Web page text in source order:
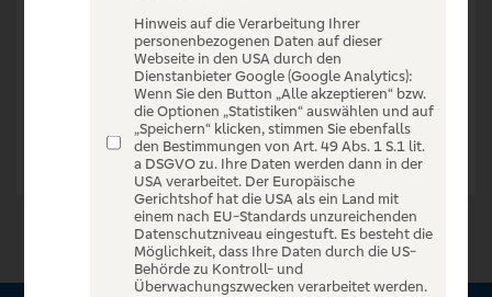
Zur Startseite
Hinweis auf die Verarbeitung Ihrer
personenbezogenen Daten auf dieser
Webseite in den USA durch den
Dienstanbieter Google (Google Analytics):
Wenn Sie den Button „Alle akzeptieren“ bzw.
die Optionen „Statistiken“ auswählen und auf
„Speichern“ klicken, stimmen Sie ebenfalls
den Bestimmungen von Art. 49 Abs. 1 S.1 lit.
a DSGVO zu. Ihre Daten werden dann in der
USA verarbeitet. Der Europäische
Gerichtshof hat die USA als ein Land mit
einem nach EU-Standards unzureichenden
Datenschutzniveau eingestuft. Es besteht die
Möglichkeit, dass Ihre Daten durch die US-
Behörde zu Kontroll- und
Überwachungszwecken verarbeitet werden.